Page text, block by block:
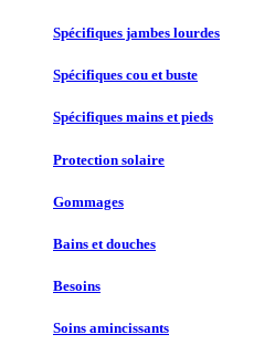
Spécifiques jambes lourdes
Spécifiques cou et buste
Spécifiques mains et pieds
Protection solaire
Gommages
Bains et douches
Besoins
Soins amincissants